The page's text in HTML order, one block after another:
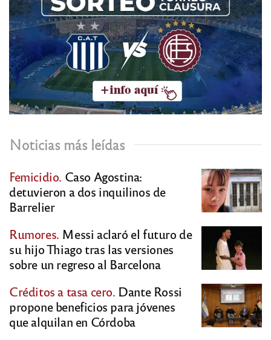
Noticias más leídas
Femicidio. Caso Agostina:
detuvieron a dos inquilinos de
Barrelier
Rumores. Messi aclaró el futuro de
su hijo Thiago tras las versiones
sobre un regreso al Barcelona
Créditos a tasa cero. Dante Rossi
propone beneficios para jóvenes
que alquilan en Córdoba